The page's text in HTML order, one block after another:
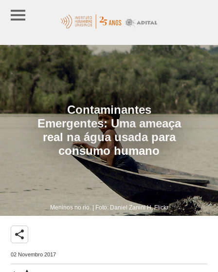
Contaminantes
Emergentes: Uma ameaça
real na água usada para
consumo humano
Meninos no rio. | Foto: Daniel Zanini H, Flickr
share
02 Novembro 2017